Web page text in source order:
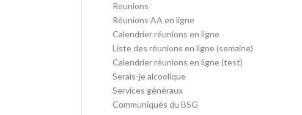
Reunions
Réunions AA en ligne
Calendrier réunions en ligne
Liste des réunions en ligne (semaine)
Calendrier réunions en ligne (test)
Serais-je alcoolique
Services généraux
Communiqués du BSG